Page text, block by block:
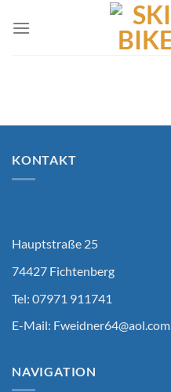
Inhalt
KONTAKT
Hauptstraße 25
74427 Fichtenberg
Tel: 07971 911741
E-Mail: Fweidner64@aol.com
NAVIGATION